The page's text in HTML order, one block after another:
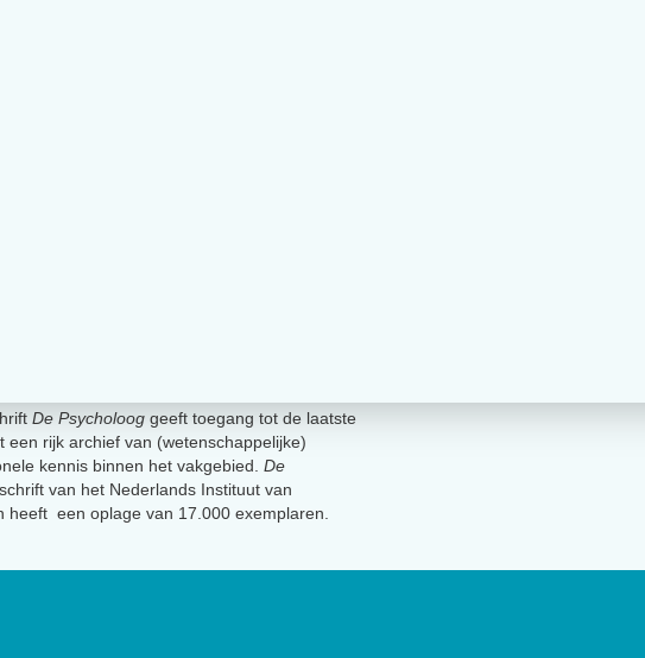
De Psycholoog geeft toegang tot de laatste
een rijk archief van (wetenschappelijke)
kennis binnen het vakgebied. De
van het Nederlands Instituut van
heeft een oplage van 17.000 exemplaren.